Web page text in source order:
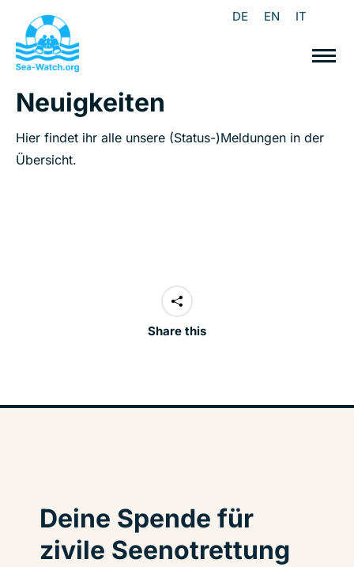
DE EN IT
Neuigkeiten
Hier findet ihr alle unsere (Status-)Meldungen in der
Übersicht.
Share this
Deine Spende für
zivile Seenotrettung